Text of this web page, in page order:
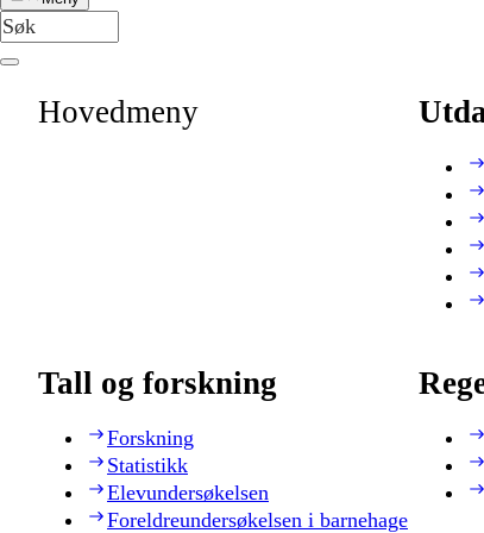
Hovedmeny
Tall og forskning
Forskning
Statistikk
Elevundersøkelsen
Foreldreundersøkelsen i barnehage